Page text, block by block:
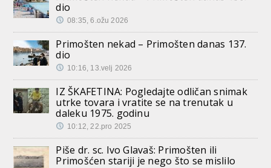
dio
08:35, 6.ožu 2026
Primošten nekad – Primošten danas 137.
dio
10:16, 13.velj 2026
IZ ŠKAFETINA: Pogledajte odličan snimak
utrke tovara i vratite se na trenutak u
daleku 1975. godinu
10:12, 22.pro 2025
Piše dr. sc. Ivo Glavaš: Primošten ili
Primošćen stariji je nego što se mislilo